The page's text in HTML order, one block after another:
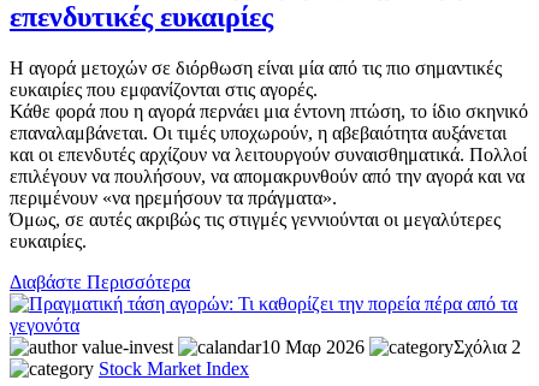
επενδυτικές ευκαιρίες
Η αγορά μετοχών σε διόρθωση είναι μία από τις πιο σημαντικές
ευκαιρίες που εμφανίζονται στις αγορές.
Κάθε φορά που η αγορά περνάει μια έντονη πτώση, το ίδιο σκηνικό
επαναλαμβάνεται. Οι τιμές υποχωρούν, η αβεβαιότητα αυξάνεται
και οι επενδυτές αρχίζουν να λειτουργούν συναισθηματικά. Πολλοί
επιλέγουν να πουλήσουν, να απομακρυνθούν από την αγορά και να
περιμένουν «να ηρεμήσουν τα πράγματα».
Όμως, σε αυτές ακριβώς τις στιγμές γεννιούνται οι μεγαλύτερες
ευκαιρίες.
Διαβάστε Περισσότερα
value-invest 10 Μαρ 2026
Σχόλια 2
Stock Market Index